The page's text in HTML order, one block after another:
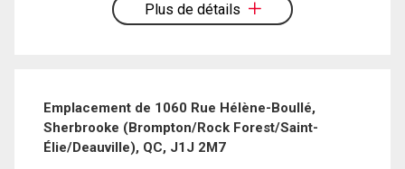
Plus de détails
Emplacement de 1060 Rue Hélène-Boullé,
Sherbrooke (Brompton/Rock Forest/Saint-
Élie/Deauville), QC, J1J 2M7